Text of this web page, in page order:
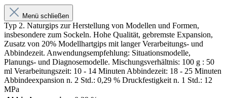
Menü schließen
Typ 2. Naturgips zur Herstellung von Modellen und Formen,
insbesondere zum Sockeln. Hohe Qualität, gebremste Expansion,
Zusatz von 20% Modellhartgips mit langer Verarbeitungs- und
Abbindezeit. Anwendungsempfehlung: Situationsmodelle,
Planungs- und Diagnosemodelle. Mischungsverhältnis: 100 g : 50
ml Verarbeitungszeit: 10 - 14 Minuten Abbindezeit: 18 - 25 Minuten
Abbindeexpansion n. 2 Std.: 0,29 % Druckfestigkeit n. 1 Std.: 12
MPa